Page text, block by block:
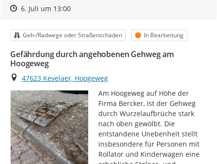
Zeitpunkt des Erstellens
Zeitpunkt des Erstellens
6. Juli um 13:00Zur Äußerung
Kategorie
Geh-/Radwege oder Straßenschäden Status
In Bearbeitung
Gefährdung durch angehobenen Gehweg am
Hoogeweg
Ort
47623 Kevelaer, Hoogeweg
Am Hoogeweg auf Höhe der
Firma Bercker, ist der Gehweg
durch Wurzelaufbrüche stark
nach oben gewölbt. Die
entstandene Unebenheit stellt
insbesondere für Personen mit
Rollator und Kinderwagen eine